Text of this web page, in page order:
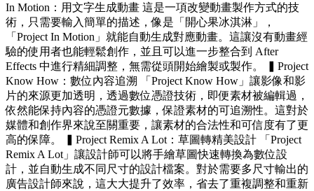
In Motion：用文字生成動畫 這是一項改變動畫製作方式的技
術，只需要輸入簡單的描述，像是「開心果冰淇淋」，
「Project In Motion」就能自動生成對應動畫。這讓沒有動畫經
驗的使用者也能輕鬆創作，並且可以進一步整合到 After
Effects 中進行精細調整，無需從頭開始繪製或製作。 ▍Project
Know How：數位內容追溯 「Project Know How」讓影像和影
片的來源更加透明，透過數位憑證技術，即便素材被編輯過，
依然能保持內容的憑證元數據，保證素材的可追溯性。這對於
媒體和創作界來說至關重要，讓素材的合法性和可信度有了更
高的保障。 ▍Project Remix A Lot：草圖轉精美設計 「Project
Remix A Lot」讓設計師可以將手繪草圖快速轉換為數位設
計，並自動生成不同尺寸的設計檔案。對於需要多尺寸輸出的
廣告設計師來說，這大大提升了效率，省去了重複調整和重新